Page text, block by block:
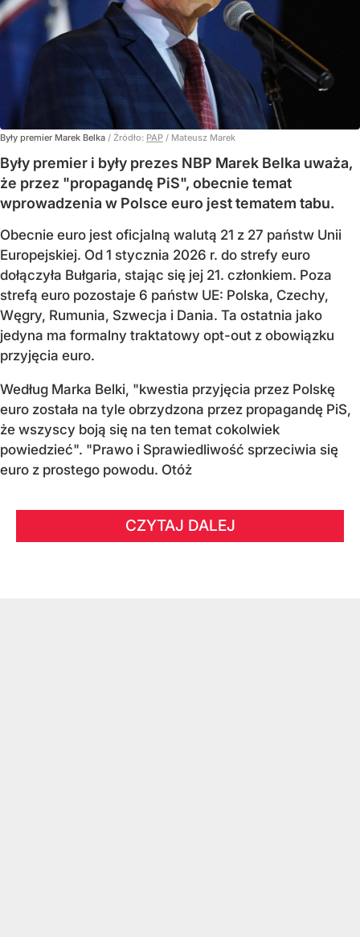
Były premier Marek Belka / Źródło: PAP / Mateusz Marek
Były premier i były prezes NBP Marek Belka uważa,
że przez "propagandę PiS", obecnie temat
wprowadzenia w Polsce euro jest tematem tabu.
Obecnie euro jest oficjalną walutą 21 z 27 państw Unii
Europejskiej. Od 1 stycznia 2026 r. do strefy euro
dołączyła Bułgaria, stając się jej 21. członkiem. Poza
strefą euro pozostaje 6 państw UE: Polska, Czechy,
Węgry, Rumunia, Szwecja i Dania. Ta ostatnia jako
jedyna ma formalny traktatowy opt-out z obowiązku
przyjęcia euro.
Według Marka Belki, "kwestia przyjęcia przez Polskę
euro została na tyle obrzydzona przez propagandę PiS,
że wszyscy boją się na ten temat cokolwiek
powiedzieć". "Prawo i Sprawiedliwość sprzeciwia się
euro z prostego powodu. Otóż
CZYTAJ DALEJ